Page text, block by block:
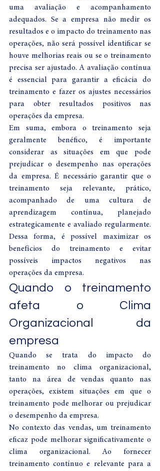
uma avaliação e acompanhamento
adequados. Se a empresa não medir os
resultados e o impacto do treinamento nas
operações, não será possível identificar se
houve melhorias reais ou se o treinamento
precisa ser ajustado. A avaliação contínua
é essencial para garantir a eficácia do
treinamento e fazer os ajustes necessários
para obter resultados positivos nas
operações da empresa.
Em suma, embora o treinamento seja
geralmente benéfico, é importante
considerar as situações em que pode
prejudicar o desempenho nas operações
da empresa. É necessário garantir que o
treinamento seja relevante, prático,
acompanhado de uma cultura de
aprendizagem contínua, planejado
estrategicamente e avaliado regularmente.
Dessa forma, é possível maximizar os
benefícios do treinamento e evitar
possíveis impactos negativos nas
operações da empresa.
Quando o treinamento
afeta o Clima
Organizacional da
empresa
Quando se trata do impacto do
treinamento no clima organizacional,
tanto na área de vendas quanto nas
operações, existem situações em que o
treinamento pode melhorar ou prejudicar
o desempenho da empresa.
No contexto das vendas, um treinamento
eficaz pode melhorar significativamente o
clima organizacional. Ao fornecer
treinamento contínuo e relevante para a